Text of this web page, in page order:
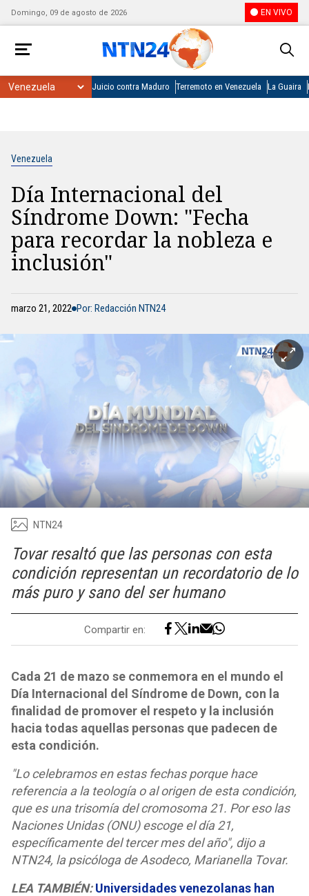
Domingo, 09 de agosto de 2026 EN VIVO
Juicio contra Maduro Terremoto en Venezuela La Guaira
Venezuela
Día Internacional del
Síndrome Down: "Fecha
para recordar la nobleza e
inclusión"
marzo 21, 2022 Por: Redacción NTN24
NTN24
Tovar resaltó que las personas con esta
condición representan un recordatorio de lo
más puro y sano del ser humano
Compartir en:
Cada 21 de mazo se conmemora en el mundo el
Día Internacional del Síndrome de Down, con la
finalidad de promover el respeto y la inclusión
hacia todas aquellas personas que padecen de
esta condición.
"Lo celebramos en estas fechas porque hace
referencia a la teología o al origen de esta condición,
que es una trisomía del cromosoma 21. Por eso las
Naciones Unidas (ONU) escoge el día 21,
específicamente del tercer mes del año", dijo a
NTN24, la psicóloga de Asodeco, Marianella Tovar.
LEA TAMBIÉN:Universidades venezolanas han